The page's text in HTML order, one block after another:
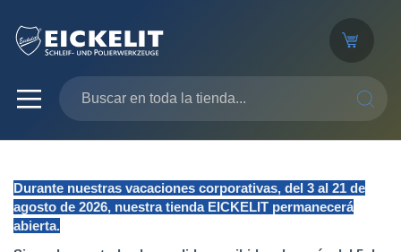
Durante nuestras vacaciones corporativas, del 3 al 21 de
agosto de 2026, nuestra tienda EICKELIT permanecerá
abierta.